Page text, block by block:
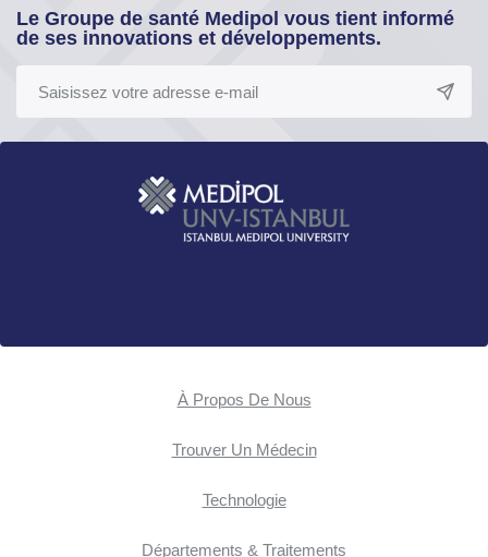
Le Groupe de santé Medipol vous tient informé
de ses innovations et développements.
À Propos De Nous
Trouver Un Médecin
Technologie
Départements & Traitements